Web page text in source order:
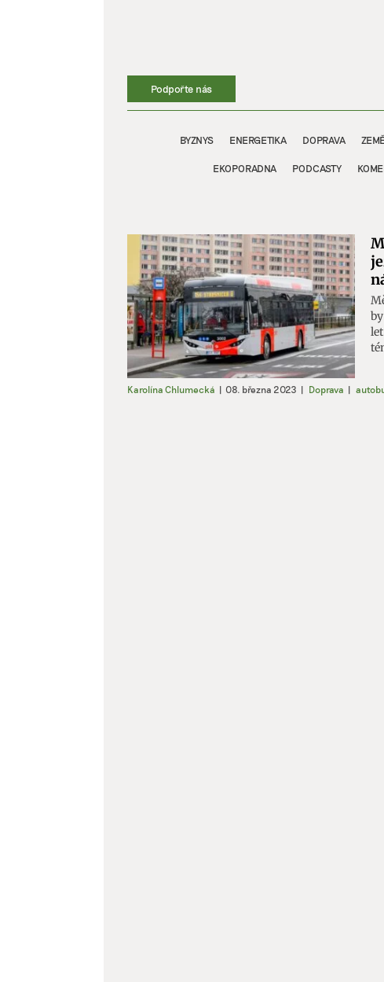
Podpořte nás
BYZNYS ENERGETIKA DOPRAVA
EKOPORADNA PODCASTY
Karolína Chlumecká | 08. března 2023 | Doprava |